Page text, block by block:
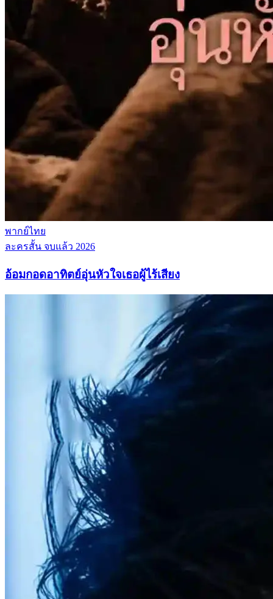
พากย์ไทย
ละครสั้น จบแล้ว 2026
อ้อมกอดอาทิตย์อุ่นหัวใจเธอผู้ไร้เสียง